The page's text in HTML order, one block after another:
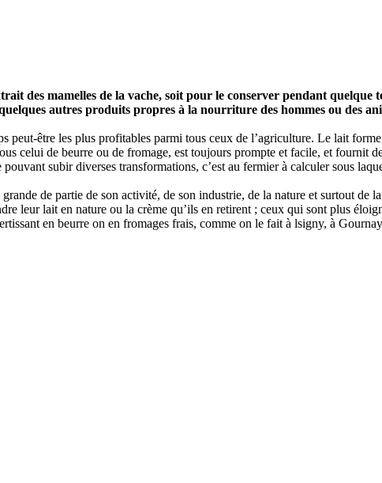
des mamelles de la vache, soit pour le conserver pendant
autres produits propres à la nourriture des hommes ou des
peut-être les plus profitables parmi tous ceux de l’agriculture. Le lait
celui de beurre ou de fromage, est toujours prompte et facile, et fournit
subir diverses transformations, c’est au fermier à calculer sous
de partie de son activité, de son industrie, de la nature et surtout de
leur lait en nature ou la crème qu’ils en retirent ; ceux qui sont plus
en beurre on en fromages frais, comme on le fait à lsigny, à